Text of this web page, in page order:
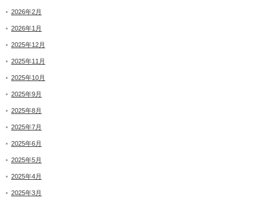
2026年2月
2026年1月
2025年12月
2025年11月
2025年10月
2025年9月
2025年8月
2025年7月
2025年6月
2025年5月
2025年4月
2025年3月